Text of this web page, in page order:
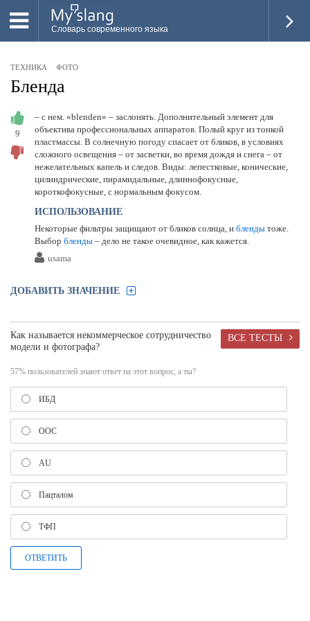
Словарь современного языка
НОВОЕ
ПОПУЛЯРНОЕ
ПРОВЕРИТЬ ЗНАНИЯ
ДОБАВИТЬ СЛОВО
ПРОСВЕТИТЕЛИ
ВОЙТИ
ТЕХНИКА ФОТО
Бленда
9
– с нем. «blenden» – заслонять. Дополнительный элемент для
объектива профессиональных аппаратов. Полый круг из тонкой
пластмассы. В солнечную погоду спасает от бликов, в условиях
сложного освещения – от засветки, во время дождя и снега – от
нежелательных капель и следов. Виды: лепестковые, конические,
цилиндрические, пирамидальные, длиннофокусные,
короткофокусные, с нормальным фокусом.
ИСПОЛЬЗОВАНИЕ
Некоторые фильтры защищают от бликов солнца, и бленды тоже.
Выбор бленды – дело не такое очевидное, как кажется.
usama
ДОБАВИТЬ ЗНАЧЕНИЕ
ВСЕ ТЕСТЫ
Как называется некоммерческое сотрудничество
модели и фотографа?
57% пользователей знают ответ на этот вопрос, а ты?
ИБД
ООС
AU
Пацталом
ТФП